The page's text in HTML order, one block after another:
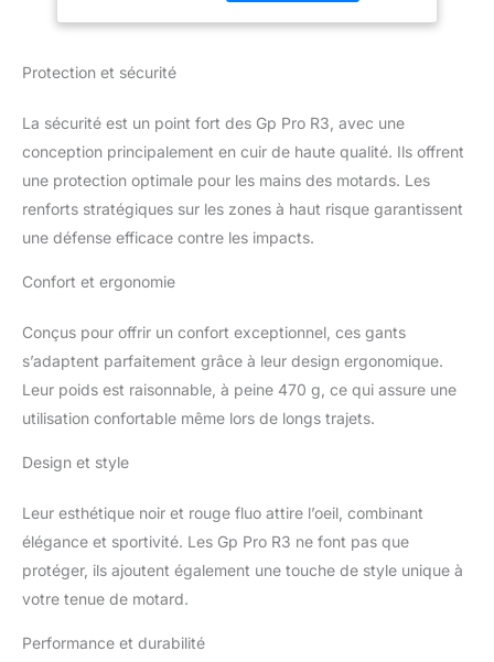
Protection et sécurité
La sécurité est un point fort des Gp Pro R3, avec une
conception principalement en cuir de haute qualité. Ils offrent
une protection optimale pour les mains des motards. Les
renforts stratégiques sur les zones à haut risque garantissent
une défense efficace contre les impacts.
Confort et ergonomie
Conçus pour offrir un confort exceptionnel, ces gants
s’adaptent parfaitement grâce à leur design ergonomique.
Leur poids est raisonnable, à peine 470 g, ce qui assure une
utilisation confortable même lors de longs trajets.
Design et style
Leur esthétique noir et rouge fluo attire l’oeil, combinant
élégance et sportivité. Les Gp Pro R3 ne font pas que
protéger, ils ajoutent également une touche de style unique à
votre tenue de motard.
Performance et durabilité